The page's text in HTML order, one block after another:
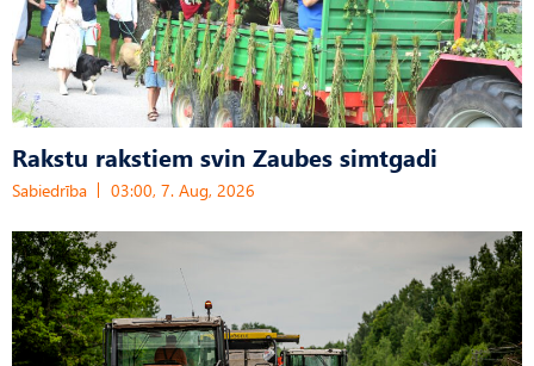
Rakstu rakstiem svin Zaubes simtgadi
Sabiedrība 03:00, 7. Aug, 2026